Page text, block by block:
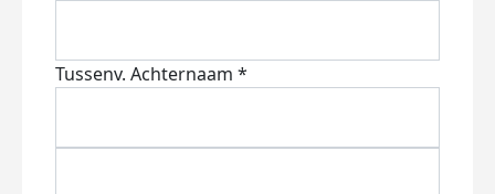
Tussenv. Achternaam *